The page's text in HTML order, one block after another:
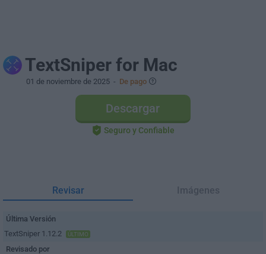
TextSniper for Mac
01 de noviembre de 2025 - De pago
Descargar
Seguro y Confiable
Revisar Imágenes
Última Versión
TextSniper 1.12.2
ÚLTIMO
Revisado por